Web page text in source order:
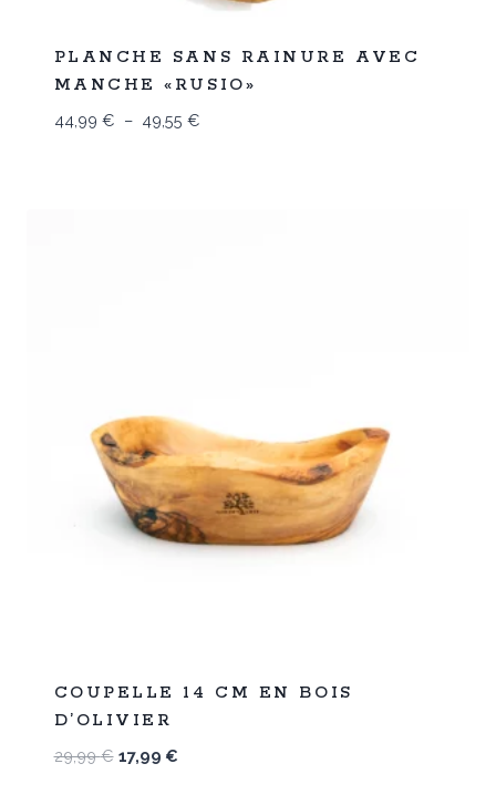
Promo
PLANCHE SANS RAINURE AVEC
MANCHE «RUSIO»
44,99 € – 49,55 €Plage
-
40
COUPELLE 14 CM EN BOIS
D’OLIVIER
29,99€ Le
17,99 €Le